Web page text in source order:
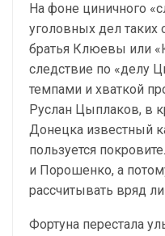
На фоне циничного
уголовных дел таких
братья Клюевы или
следствие по «делу
темпами и хваткой
Руслан Цыплаков, в
Донецка известный
пользуется
и Порошенко, а
рассчитывать вряд
Фортуна перестала